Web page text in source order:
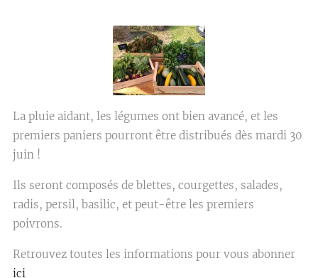
La pluie aidant, les légumes ont bien avancé, et les
premiers paniers pourront être distribués dès mardi 30
juin !
Ils seront composés de blettes, courgettes, salades,
radis, persil, basilic, et peut-être les premiers
poivrons.
Retrouvez toutes les informations pour vous abonner
ici